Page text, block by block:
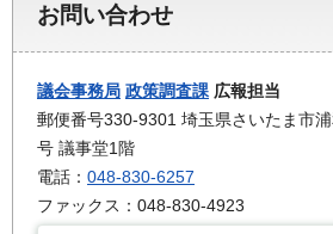
お問い合わせ
議会事務局 政策調査課 広報担当
郵便番号330-9301 埼玉県さいたま市
号 議事堂1階
電話： 048-830-6257
ファックス：048-830-4923